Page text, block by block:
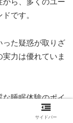
から、多くのユー
です。
った疑惑が取りざ
力は優れていま
な睡眠体験のポイ
ていきます。
サイドバー